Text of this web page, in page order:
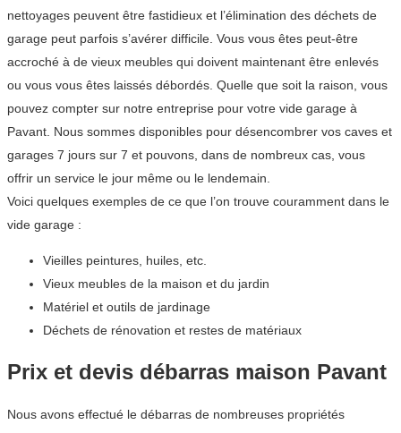
nettoyages peuvent être fastidieux et l’élimination des déchets de
garage peut parfois s’avérer difficile. Vous vous êtes peut-être
accroché à de vieux meubles qui doivent maintenant être enlevés
ou vous vous êtes laissés débordés. Quelle que soit la raison, vous
pouvez compter sur notre entreprise pour votre vide garage à
Pavant. Nous sommes disponibles pour désencombrer vos caves et
garages 7 jours sur 7 et pouvons, dans de nombreux cas, vous
offrir un service le jour même ou le lendemain.
Voici quelques exemples de ce que l’on trouve couramment dans le
vide garage :
Vieilles peintures, huiles, etc.
Vieux meubles de la maison et du jardin
Matériel et outils de jardinage
Déchets de rénovation et restes de matériaux
Prix et devis débarras maison Pavant
Nous avons effectué le débarras de nombreuses propriétés